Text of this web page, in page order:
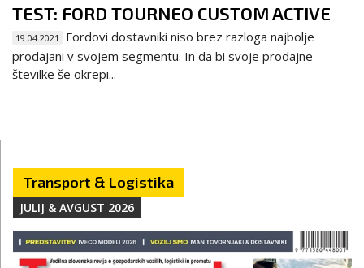
TEST: FORD TOURNEO CUSTOM ACTIVE
19.04.2021
Fordovi dostavniki niso brez razloga najbolje
prodajani v svojem segmentu. In da bi svoje prodajne
številke še okrepi...
Transport & Logistika
JULIJ & AVGUST 2026